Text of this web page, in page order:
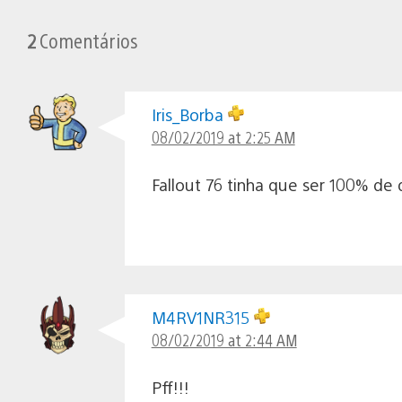
2Comentários
Iris_Borba
08/02/2019 at 2:25 AM
Fallout 76 tinha que ser 100% de
M4RV1NR315
08/02/2019 at 2:44 AM
Pff!!!